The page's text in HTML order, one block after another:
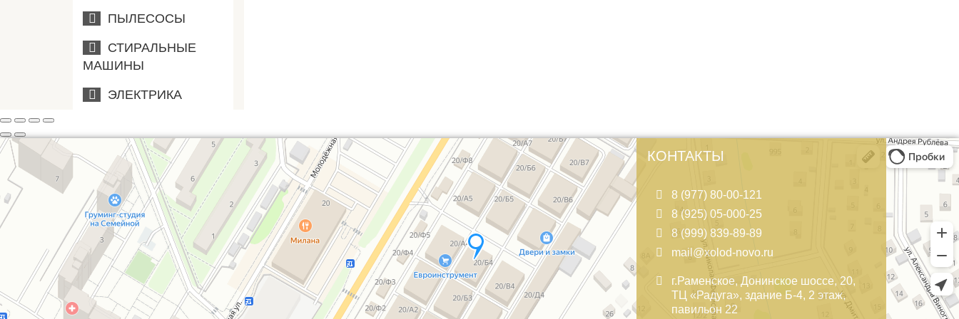
ПЫЛЕСОСЫ
СТИРАЛЬНЫЕ
МАШИНЫ
ЭЛЕКТРИКА
КОНТАКТЫ
8 (977) 80-00-121
8 (925) 05-000-25
8 (999) 839-89-89
mail@xolod-novo.ru
г.Раменское, Донинское шоссе, 20,
ТЦ «Радуга», здание Б-4, 2 этаж,
павильон 22